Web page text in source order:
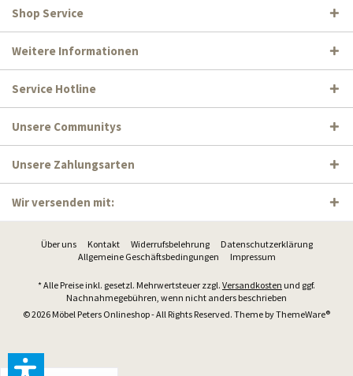
Shop Service
Weitere Informationen
Service Hotline
Unsere Communitys
Unsere Zahlungsarten
Wir versenden mit:
Über uns Kontakt Widerrufsbelehrung
Datenschutzerklärung
Allgemeine Geschäftsbedingungen
Impressum
* Alle Preise inkl. gesetzl. Mehrwertsteuer zzgl. Versandkosten und ggf.
Nachnahmegebühren, wenn nicht anders beschrieben
© 2026 Möbel Peters Onlineshop - All Rights Reserved. Theme byThemeWare®